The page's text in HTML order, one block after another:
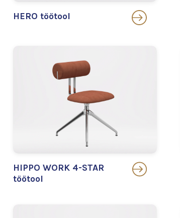
HERO töötool
HIPPO WORK 4-STAR
töötool